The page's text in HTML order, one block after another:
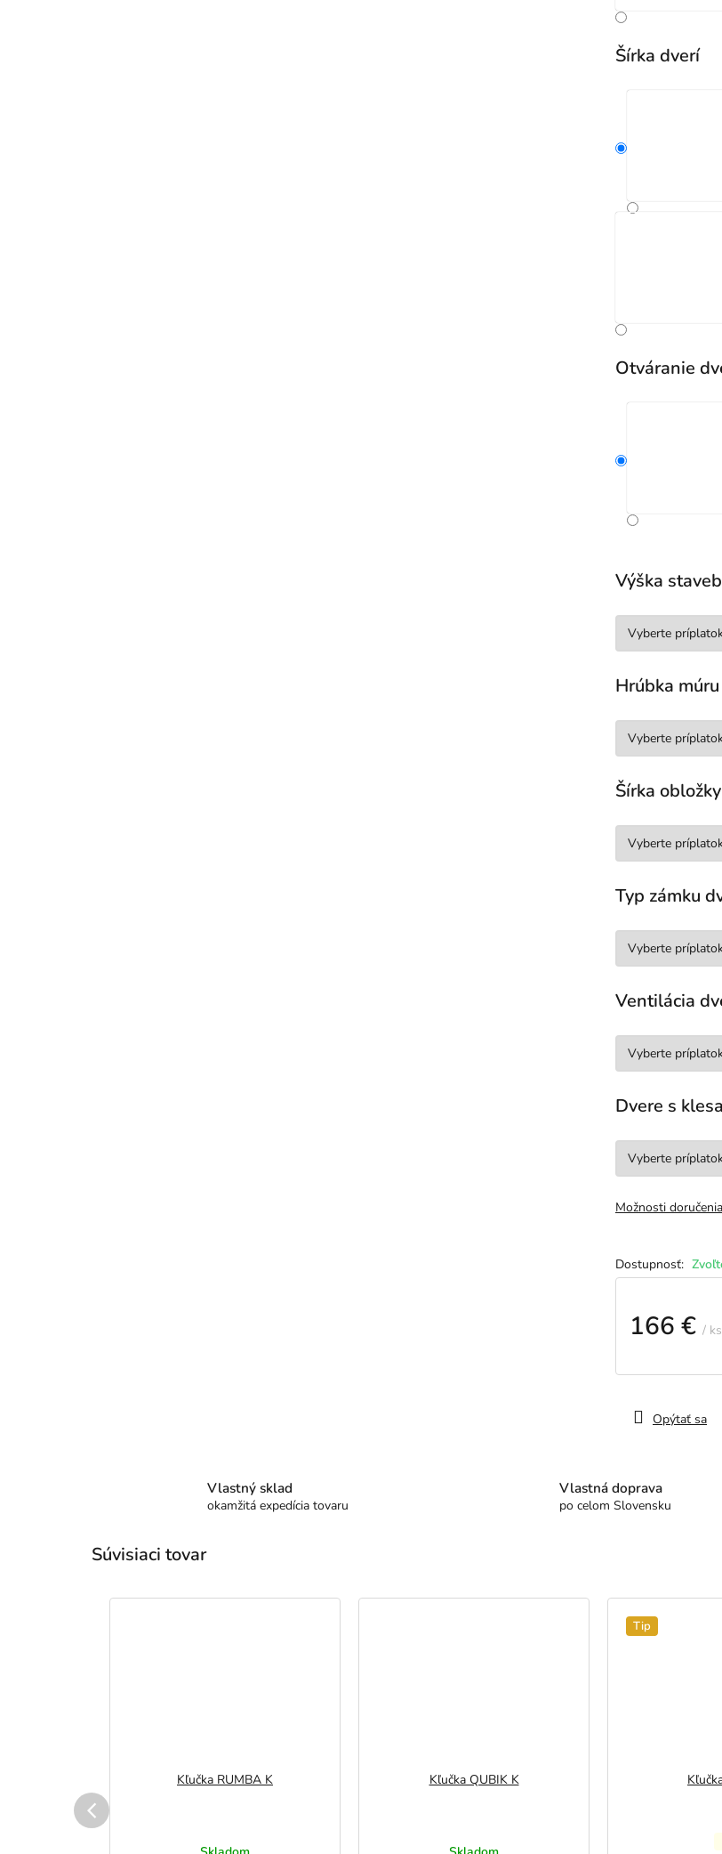
Šírka dverí
Otváranie
Výška
Hrúbka
Šírka
Typ zámku
Ventilácia
Dvere s
Možnosti doručenia
166 € / ks
cena:
Opýtať sa
Vlastný sklad
okamžitá expedícia tovaru
Vlastná doprava
po celom Slovensku
Súvisiaci tovar
Kľučka RUMBA K Kľučka QUBIK K
Tip